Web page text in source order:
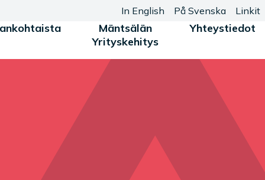
Mäntsälän
Yrityskehitys
Yhteystiedot
In English På Svenska Linkit